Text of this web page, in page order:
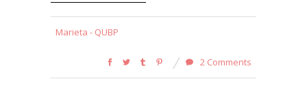
Marieta - QUBP
2 Comments